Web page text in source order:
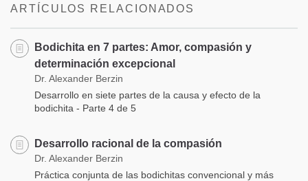
ARTÍCULOS RELACIONADOS
Bodichita en 7 partes: Amor, compasión y
determinación excepcional
Dr. Alexander Berzin
Desarrollo en siete partes de la causa y efecto de la
bodichita - Parte 4 de 5
Desarrollo racional de la compasión
Dr. Alexander Berzin
Práctica conjunta de las bodichitas convencional y más